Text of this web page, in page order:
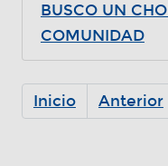
BUSCO UN
COMUNIDAD
Inicio Anterior